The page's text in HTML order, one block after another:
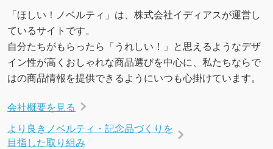
「ほしい！ノベルティ」は、株式会社イディアスが運営し
ているサイトです。
自分たちがもらったら「うれしい！」と思えるようなデザ
イン性が高くおしゃれな商品選びを中心に、私たちならで
はの商品情報を提供できるようにいつも心掛けています。
会社概要を見る
より良きノベルティ・記念品づくりを
目指した取り組み